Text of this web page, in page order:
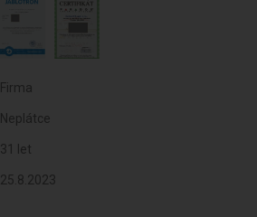
Firma
Neplátce
31 let
25.8.2023